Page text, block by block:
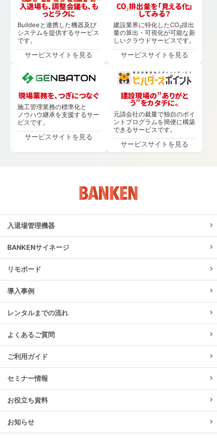
入退場も、調整会議も、も
っとラクに
Buildeeと連携した機器及び
システムを提供するサービス
です。
サービスサイトを見る
CO₂排出量を「見える化」
してみる？
建設業界に特化したCO₂排出
量の算出・可視化が可能な新
しいクラウドサービスです。
サービスサイトを見る
現場業務を、つぎにつなぐ
施工管理業務の標準化と
ノウハウ継承を支援するサー
ビスです。
サービスサイトを見る
建設現場の”ありがと
う”をカタチに。
元請会社の裁量で独自のポイ
ントプログラムを簡便に構築
できるサービスです。
サービスサイトを見る
入退場管理機器
BANKENサイネージ
リモボード
導入事例
レンタルまでの流れ
よくあるご質問
ご利用ガイド
セミナー情報
お役立ち資料
お知らせ